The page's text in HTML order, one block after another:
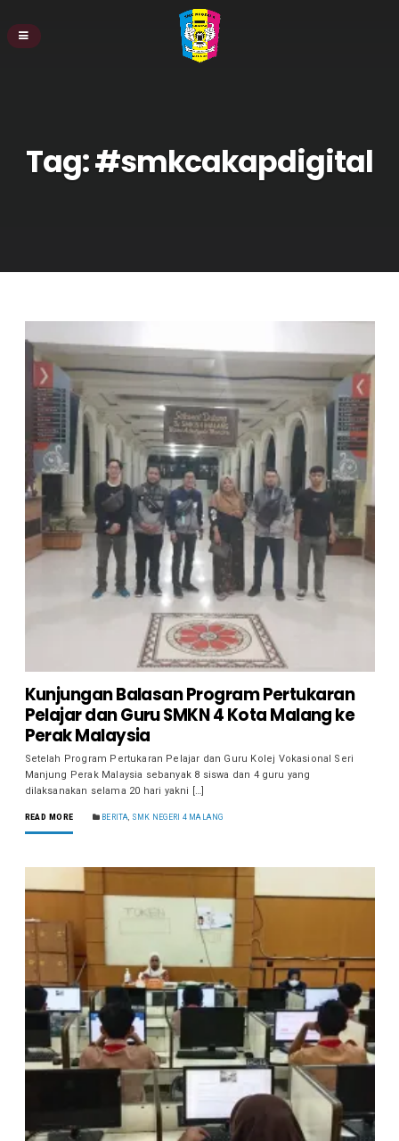
Tag:#smkcakapdigital
Kunjungan Balasan Program Pertukaran
Pelajar dan Guru SMKN 4 Kota Malang ke
Perak Malaysia
Setelah Program Pertukaran Pelajar dan Guru Kolej Vokasional Seri
Manjung Perak Malaysia sebanyak 8 siswa dan 4 guru yang
dilaksanakan selama 20 hari yakni […]
READ MORE BERITA SMK NEGERI 4 MALANG